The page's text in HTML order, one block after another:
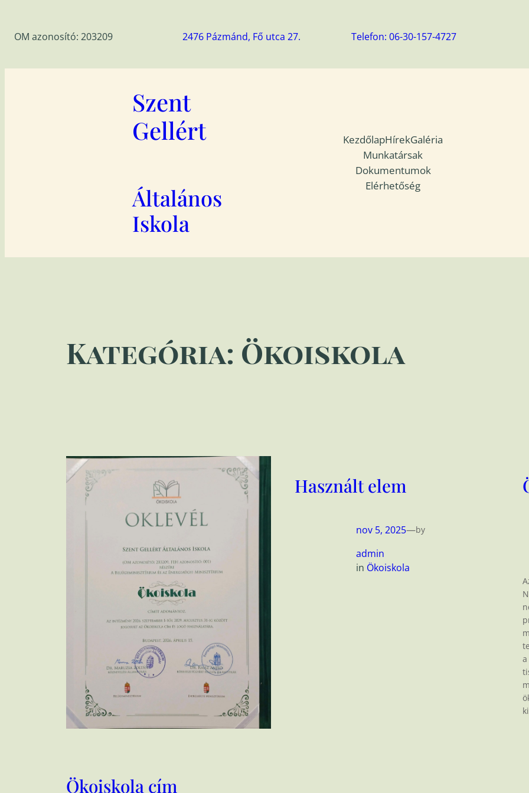
tartalomhoz
OM azonosító: 203209 2476 Pázmánd, Fő utca 27. Telefon: 06-30-157-4727
Szent
Gellért
Általános
Iskola
KezdőlapHírekGaléria
Munkatársak
Dokumentumok
Elérhetőség
Kategória: Ökoiskola
Ökoiskola cím
Használt elem
nov 5, 2025—by
admin
in Ökoiskola